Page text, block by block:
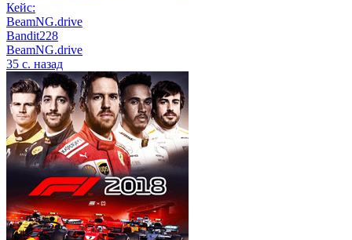
Кейс:
BeamNG.drive
Bandit228
BeamNG.drive
35 с. назад